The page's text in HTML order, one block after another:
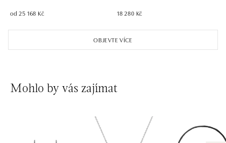
OBJEVTE VÍCE
od 25 168 Kč 18 280 Kč
Mohlo by vás zajímat